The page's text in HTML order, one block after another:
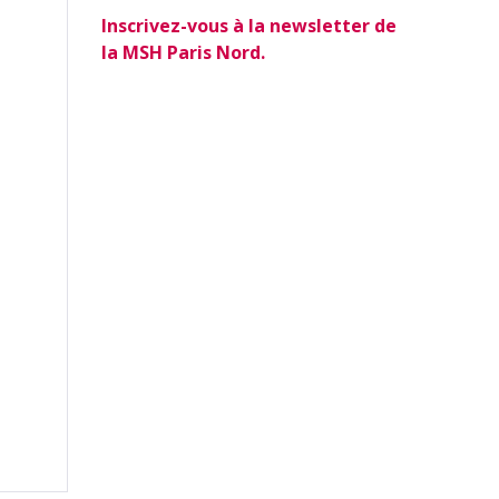
Inscrivez-vous à la newsletter de
la MSH Paris Nord.